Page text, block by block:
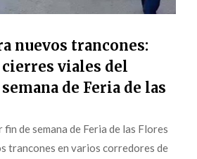
nuevos trancones:
viales del
de Feria de las
fin de semana de Feria de las Flores
trancones en varios corredores de